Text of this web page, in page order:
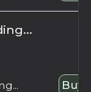
Buy